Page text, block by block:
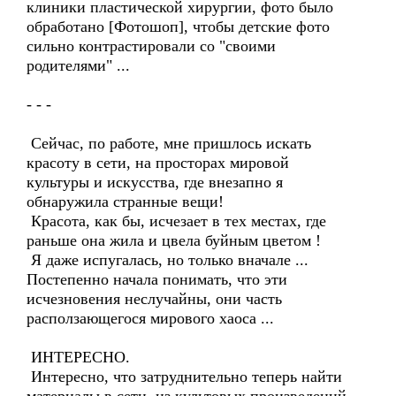
клиники пластической хирургии, фото было
обработано [Фотошоп], чтобы детские фото
сильно контрастировали со "своими
родителями" ...
- - -
Сейчас, по работе, мне пришлось искать
красоту в сети, на просторах мировой
культуры и искусства, где внезапно я
обнаружила странные вещи!
Красота, как бы, исчезает в тех местах, где
раньше она жила и цвела буйным цветом !
Я даже испугалась, но только вначале ...
Постепенно начала понимать, что эти
исчезновения неслучайны, они часть
расползающегося мирового хаоса ...
ИНТЕРЕСНО.
Интересно, что затруднительно теперь найти